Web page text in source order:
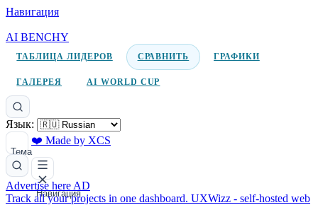
Навигация
AI BENCHY
ТАБЛИЦА ЛИДЕРОВ СРАВНИТЬ ГРАФИКИ
ГАЛЕРЕЯ AI WORLD CUP
Язык:
Тема
❤️ Made by XCS
Навигация
Advertise here AD
Track all your projects in one dashboard. UXWizz - self-hosted web